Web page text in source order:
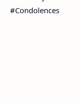
#Condolences